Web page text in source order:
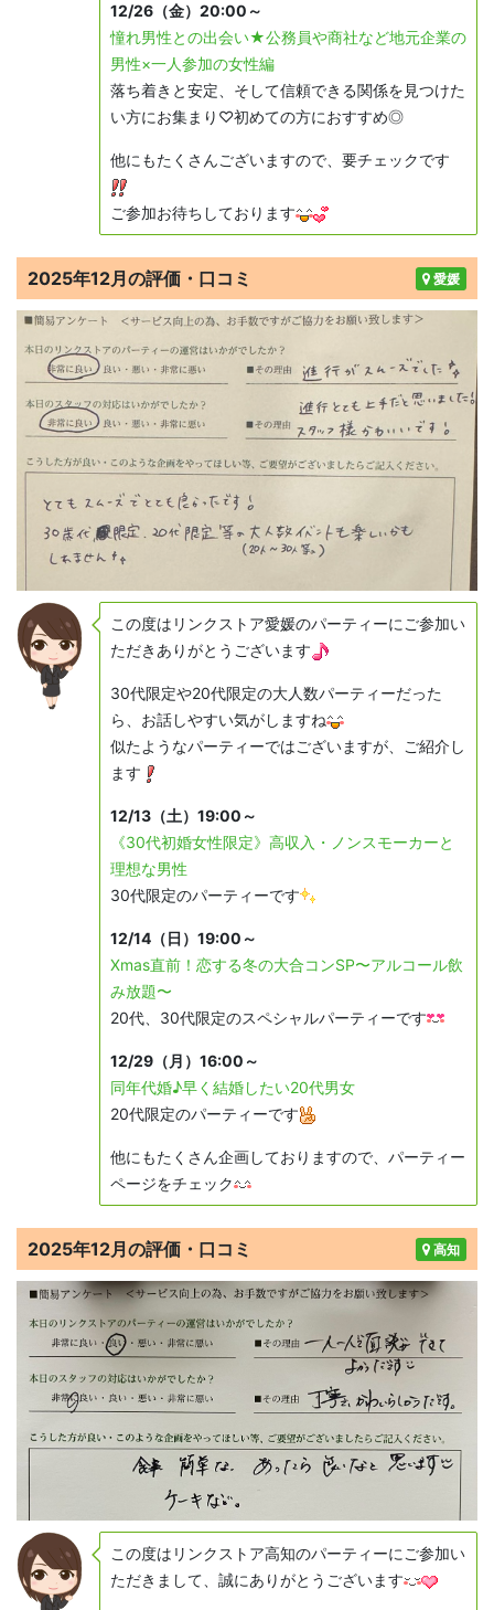
12/26（金）20:00～
憧れ男性との出会い★公務員や商社など地元企業の
男性×一人参加の女性編
落ち着きと安定、そして信頼できる関係を見つけた
い方にお集まり♡初めての方におすすめ◎
他にもたくさんございますので、要チェックです
ご参加お待ちしております
愛媛
2025年12月の評価・口コミ
この度はリンクストア愛媛のパーティーにご参加い
ただきありがとうございます
30代限定や20代限定の大人数パーティーだった
ら、お話しやすい気がしますね
似たようなパーティーではございますが、ご紹介し
ます
12/13（土）19:00～
《30代初婚女性限定》高収入・ノンスモーカーと
理想な男性
30代限定のパーティーです
12/14（日）19:00～
Xmas直前！恋する冬の大合コンSP〜アルコール飲
み放題〜
20代、30代限定のスペシャルパーティーです
12/29（月）16:00～
同年代婚♪早く結婚したい20代男女
20代限定のパーティーです
他にもたくさん企画しておりますので、パーティー
ページをチェック
高知
2025年12月の評価・口コミ
この度はリンクストア高知のパーティーにご参加い
ただきまして、誠にありがとうございます